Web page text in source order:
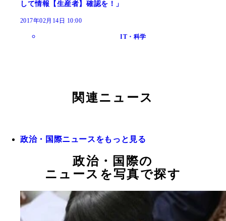
して情報【生産者】確認を！」
2017年02月14日 10:00
IT・科学
関連ニュース
政治・国際ニュースをもっと見る
政治・国際の
ニュースを写真で探す